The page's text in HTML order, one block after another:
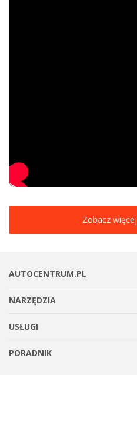
Zobacz więcej
AUTOCENTRUM.PL
NARZĘDZIA
USŁUGI
PORADNIK